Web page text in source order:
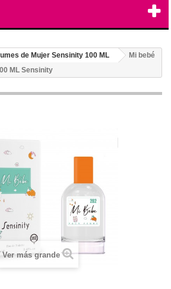
de Mujer Sensinity 100 ML
Mi bebé
ML Sensinity
Ver más grande